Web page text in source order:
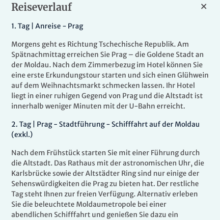
Reiseverlauf
1. Tag | Anreise - Prag
Morgens geht es Richtung Tschechische Republik. Am
Spätnachmittag erreichen Sie Prag – die Goldene Stadt an
der Moldau. Nach dem Zimmerbezug im Hotel können Sie
eine erste Erkundungstour starten und sich einen Glühwein
auf dem Weihnachtsmarkt schmecken lassen. Ihr Hotel
liegt in einer ruhigen Gegend von Prag und die Altstadt ist
innerhalb weniger Minuten mit der U-Bahn erreicht.
2. Tag |
Prag - Stadtführung - Schifffahrt auf der Moldau
(exkl.)
Nach dem Frühstück starten Sie mit einer Führung durch
die Altstadt. Das Rathaus mit der astronomischen Uhr, die
Karlsbrücke sowie der Altstädter Ring sind nur einige der
Sehenswürdigkeiten die Prag zu bieten hat. Der restliche
Tag steht Ihnen zur freien Verfügung. Alternativ erleben
Sie die beleuchtete Moldaumetropole bei einer
abendlichen Schifffahrt und genießen Sie dazu ein